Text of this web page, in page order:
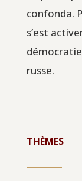
confonda.
s’est
russe.
THÈMES